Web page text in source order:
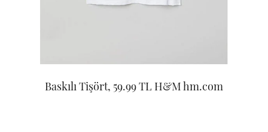
Baskılı Tişört, 59.99 TL H&M hm.com